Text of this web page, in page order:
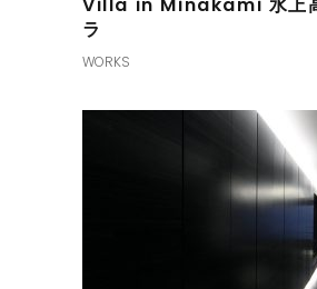
ラ
WORKS